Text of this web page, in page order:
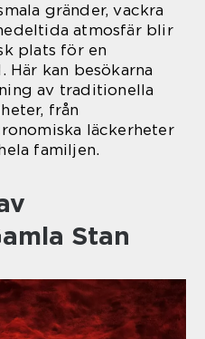
gränder, vackra
atmosfär blir
plats för en
kan besökarna
av traditionella
från
läckerheter
familjen.
Stan